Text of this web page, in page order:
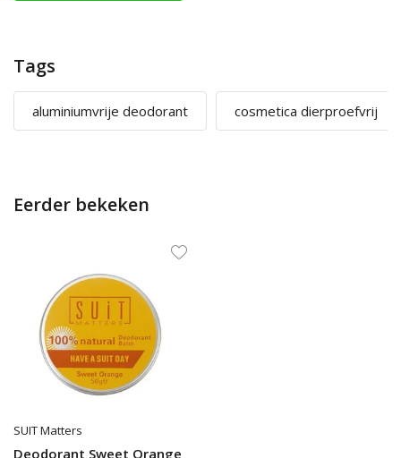
Tags
aluminiumvrije deodorant cosmetica dierproefvrij
Eerder bekeken
SUIT Matters
Deodorant Sweet Orange